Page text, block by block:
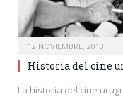
12 NOVIEMBRE, 2013
Historia del cine
La historia del cine